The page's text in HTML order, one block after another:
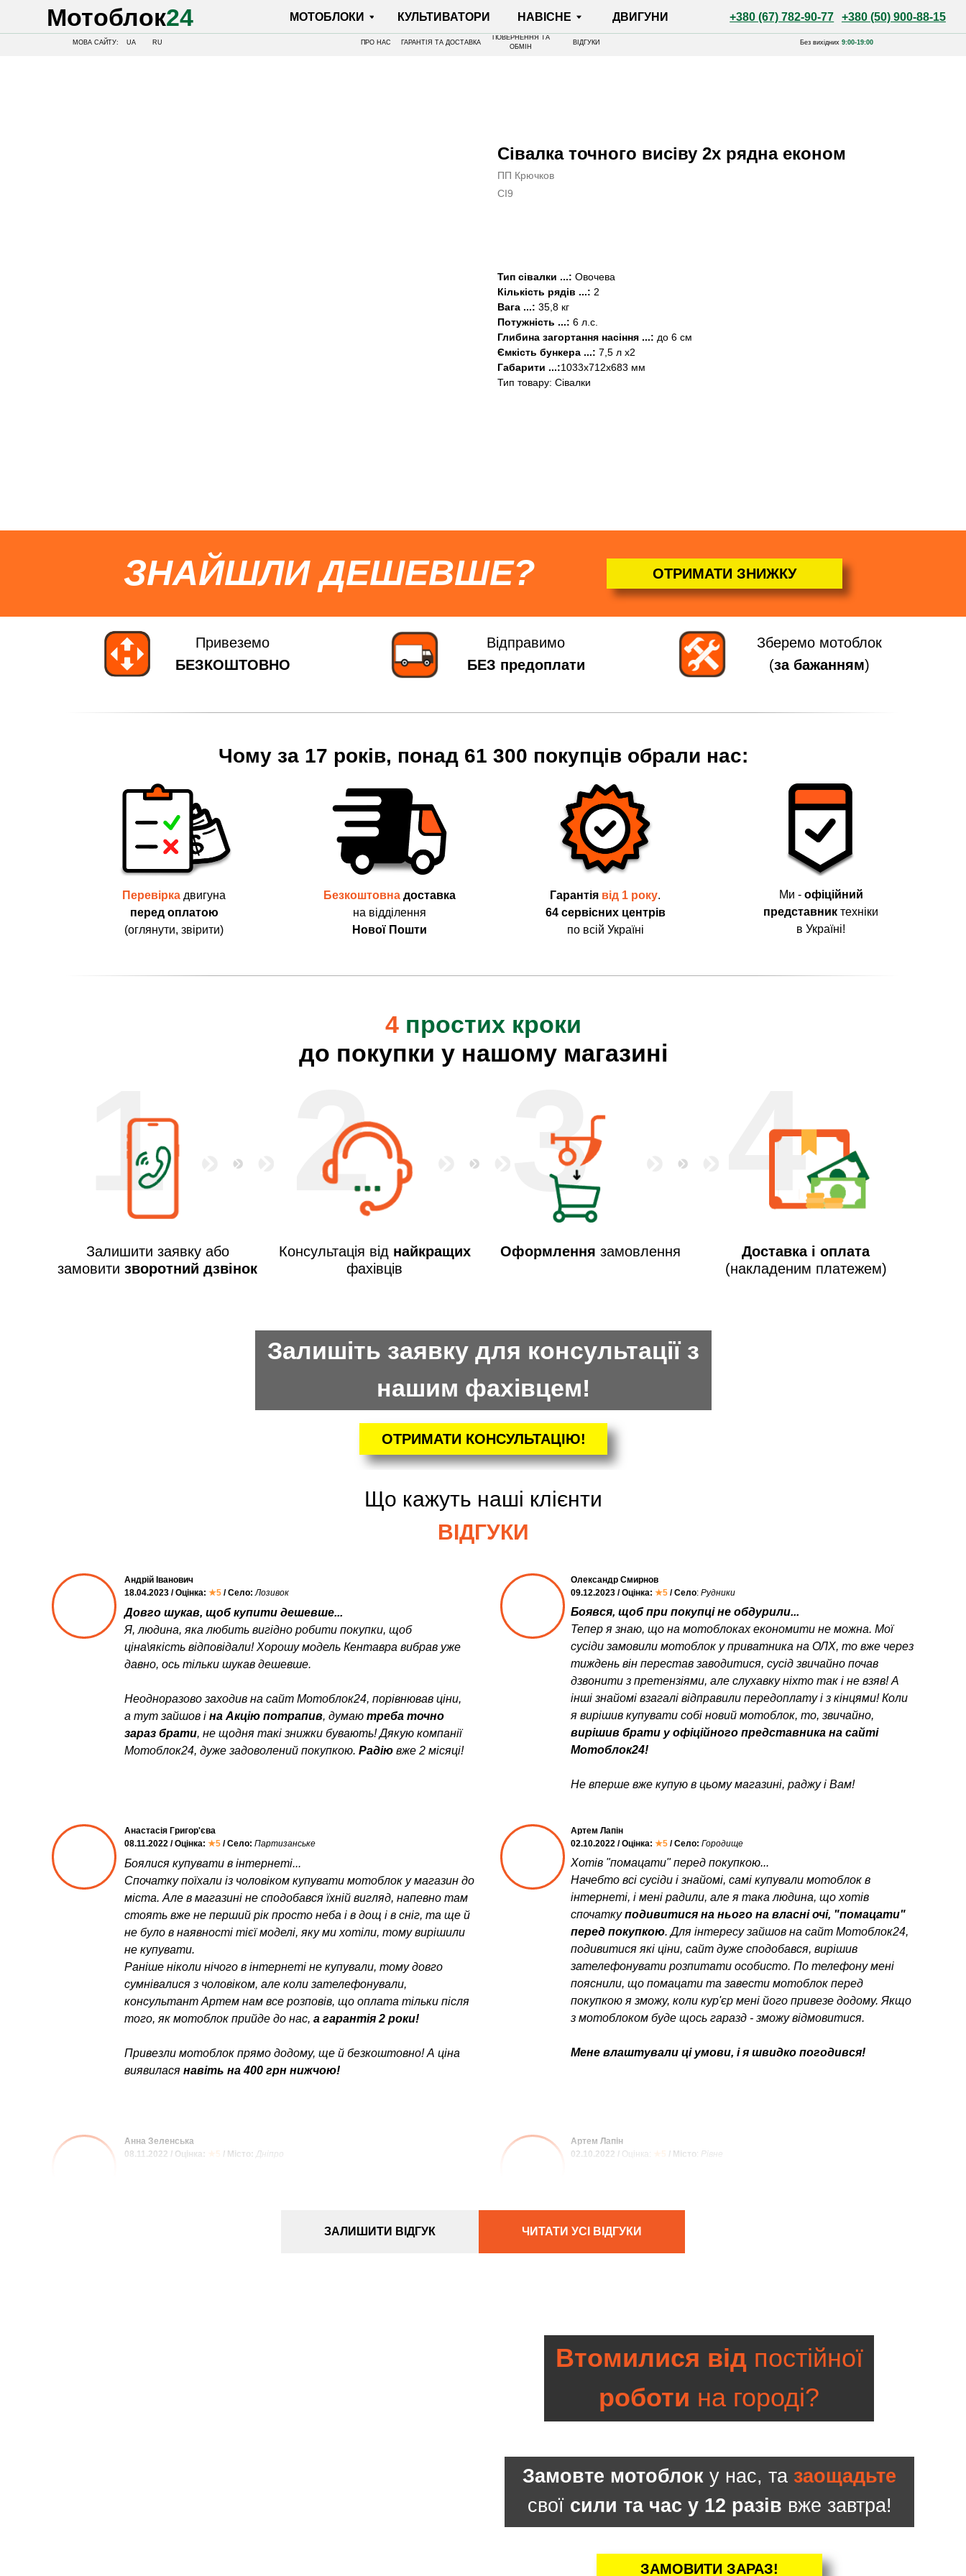
Мотоблок24 +380 (67) 782-90-77 +380 (50) 900-88-15
МОТОБЛОКИ КУЛЬТИВАТОРИ НАВІСНЕ ДВИГУНИ
МОВА САЙТУ:
ПОВЕРНЕННЯ ТА
ОБМІН
ВІДГУКИ
Сівалка точного висіву 2х рядна економ
ПП Крючков
СІ9
Тип сівалки ...: Овочева
Кількість рядів ...: 2
Вага ...: 35,8 кг
Потужність ...: 6 л.с.
Глибина загортання насіння ...: до 6 см
Ємкість бункера ...: 7,5 л x2
Габарити ...:1033х712х683 мм
Тип товару: Сівалки
ЗНАЙШЛИ ДЕШЕВШЕ? ОТРИМАТИ ЗНИЖКУ
Відправимо
БЕЗ предоплати
Привеземо
БЕЗКОШТОВНО
Зберемо мотоблок
(за бажанням)
Чому за 17 років, понад 61 300 покупців обрали нас:
Перевірка двигуна
перед оплатою
(оглянути, звірити)
Гарантія від 1 року.
64 сервісних центрів
по всій Україні
Безкоштовна доставка
на відділення
Нової Пошти
Ми - офіційний
представник техніки
в Україні!
1 4
3
2
Залишити заявку або
замовити зворотний дзвінок
Консультація від найкращих
фахівців
Оформлення замовлення
Доставка і оплата
(накладеним платежем)
4 простих кроки
до покупки у нашому магазині
ОТРИМАТИ КОНСУЛЬТАЦІЮ!
Залишіть заявку для консультації з
нашим фахівцем!
Що кажуть наші клієнти
ВІДГУКИ
Хотів "помацати" перед покупкою...
Начебто всі сусіди і знайомі, самі купували мотоблок в
інтернеті, і мені радили, але я така людина, що хотів
спочаткуподивитися на нього на власні очі, "помацати"
перед покупкою. Для інтересу зайшов на сайт Мотоблок24,
подивитися які ціни, сайт дуже сподобався, вирішив
зателефонувати розпитати особисто. По телефону мені
пояснили, що помацати та завести мотоблок перед
покупкою я зможу, коли кур'єр мені його привезе додому. Якщо
з мотоблоком буде щось гаразд - зможу відмовитися.
Мене влаштували ці умови, і я швидко погодився!
Артем Лапін
02.10.2022 / Оцінка: ★5 / Село: Городище
Боявся, щоб при покупці не обдурили...
Тепер я знаю, що на мотоблоках економити не можна. Мої
сусіди замовили мотоблок у приватника на ОЛХ, то вже через
тиждень він перестав заводитися, сусід звичайно почав
дзвонити з претензіями, але слухавку ніхто так і не взяв! А
інші знайомі взагалі відправили передоплату і з кінцями! Коли
я вирішив купувати собі новий мотоблок, то, звичайно,
вирішив брати у офіційного представника на сайті
Мотоблок24!
Не вперше вже купую в цьому магазині, раджу і Вам!
Олександр Смирнов
09.12.2023 / Оцінка: ★5 / Село: Рудники
Боялися купувати в інтернеті...
Спочатку поїхали із чоловіком купувати мотоблок у магазин до
міста. Але в магазині не сподобався їхній вигляд, напевно там
стоять вже не перший рік просто неба і в дощ і в сніг, та ще й
не було в наявності тієї моделі, яку ми хотіли, тому вирішили
не купувати.
Раніше ніколи нічого в інтернеті не купували, тому довго
сумнівалися з чоловіком, але коли зателефонували,
консультант Артем нам все розповів, що оплата тільки після
того, як мотоблок прийде до нас, а гарантія 2 роки!
Привезли мотоблок прямо додому, ще й безкоштовно! А ціна
виявилася навіть на 400 грн нижчою!
Анастасія Григор'єва
08.11.2022 / Оцінка: ★5 / Село: Партизанське
Артем Лапін
02.10.2022 / Оцінка: ★5 / Місто: Рівне
Анна Зеленська
08.11.2022 / Оцінка: ★5 / Місто: Дніпро
Довго шукав, щоб купити дешевше...
Я, людина, яка любить вигідно робити покупки, щоб
ціна\якість відповідали! Хорошу модель Кентавра вибрав уже
давно, ось тільки шукав дешевше.
Неодноразово заходив на сайт Мотоблок24, порівнював ціни,
а тут зайшов і на Акцію потрапив, думаю треба точно
зараз брати, не щодня такі знижки бувають! Дякую компанії
Мотоблок24, дуже задоволений покупкою. Радію вже 2 місяці!
Андрій Іванович
18.04.2023 / Оцінка: ★5 / Село: Лозивок
ЗАЛИШИТИ ВІДГУК ЧИТАТИ УСІ ВІДГУКИ
ЗАМОВИТИ ЗАРАЗ!
Замовте мотоблок у нас, та заощадьте
свої сили та час у 12 разів вже завтра!
Втомилися відпостійної
роботи на городі?